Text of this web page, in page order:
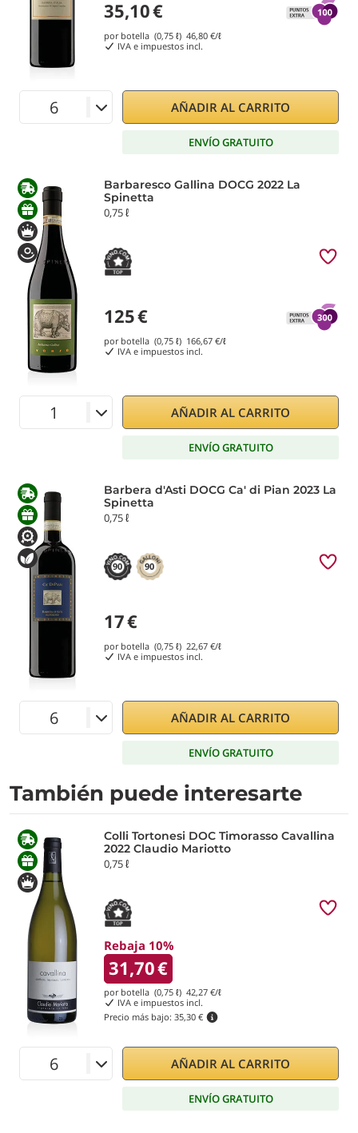
35,10€
por botella (0,75 ℓ) 46,80 €/ℓ
IVA e impuestos incl.
AÑADIR AL CARRITO
ENVÍO GRATUITO
Barbaresco Gallina DOCG 2022 La
Spinetta
0,75 ℓ
125€
por botella (0,75 ℓ) 166,67 €/ℓ
IVA e impuestos incl.
AÑADIR AL CARRITO
ENVÍO GRATUITO
Barbera d'Asti DOCG Ca' di Pian 2023 La
Spinetta
0,75 ℓ
90 90
17€
por botella (0,75 ℓ) 22,67 €/ℓ
IVA e impuestos incl.
AÑADIR AL CARRITO
ENVÍO GRATUITO
También puede interesarte
Colli Tortonesi DOC Timorasso Cavallina
2022 Claudio Mariotto
0,75 ℓ
Rebaja 10%
31,70€
por botella (0,75 ℓ) 42,27 €/ℓ
IVA e impuestos incl.
Precio más bajo: 35,30 €
AÑADIR AL CARRITO
ENVÍO GRATUITO